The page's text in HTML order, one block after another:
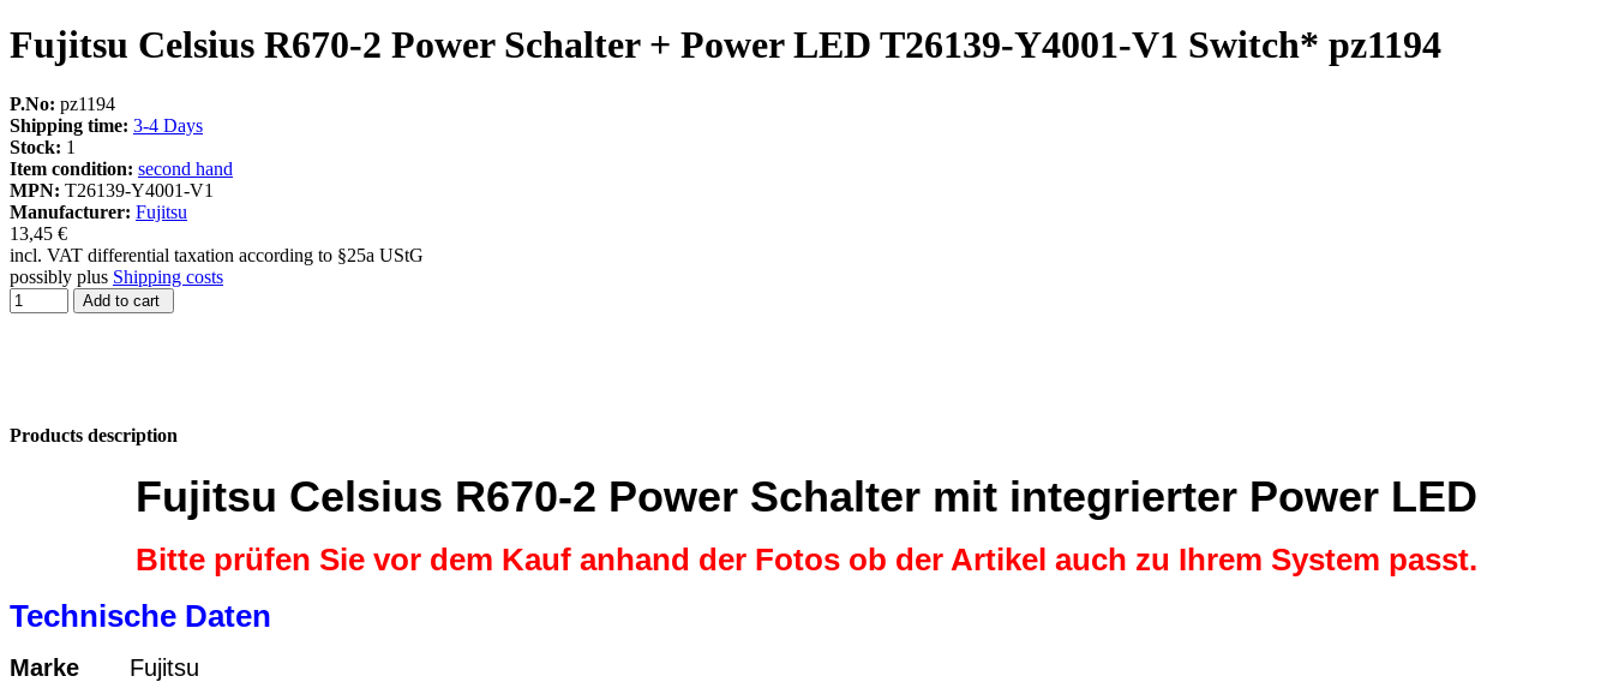
Fujitsu Celsius R670-2 Power Schalter + Power LED T26139-Y4001-V1 Switch* pz1194
P.No: pz1194
Shipping time: 3-4 Days
Stock: 1
Item condition: second hand
MPN: T26139-Y4001-V1
Manufacturer: Fujitsu
13,45 €
incl. VAT differential taxation according to §25a UStG
possibly plus Shipping costs
Add to cart
Products description
Fujitsu Celsius R670-2 Power Schalter mit integrierter Power LED
Bitte prüfen Sie vor dem Kauf anhand der Fotos ob der Artikel auch zu Ihrem System passt.
Technische Daten
Marke Fujitsu